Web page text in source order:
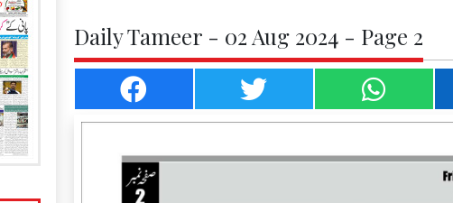
Daily Tameer - 02 Aug 2024 - Page 2